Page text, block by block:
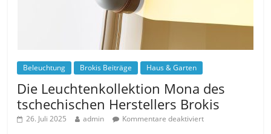
Beleuchtung Brokis Beiträge Haus & Garten
Die Leuchtenkollektion Mona des
tschechischen Herstellers Brokis
26. Juli 2025 admin Kommentare deaktiviert